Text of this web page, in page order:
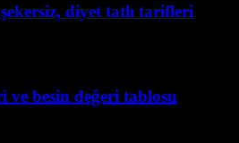
diyet tatlı tarifleri
besin değeri tablosu